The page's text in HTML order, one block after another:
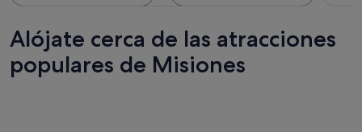
Alójate cerca de las atracciones
populares de Misiones